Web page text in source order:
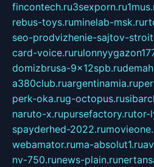
fincontech.ru3sexporn.ru
rebus-toys.ruminelab-msk.ru
seo-prodvizhenie-sajtov-
card-voice.ru
domizbrusa-9x12spb.ru
a380club.ruargentinamia.ru
perk-oka.rug-octopus.ru
naruto-x.rupursefactory.rutor-
spayderhed-2022.ru
webamator.ruma-absolut1.ru
nv-750.runews-plain.ru